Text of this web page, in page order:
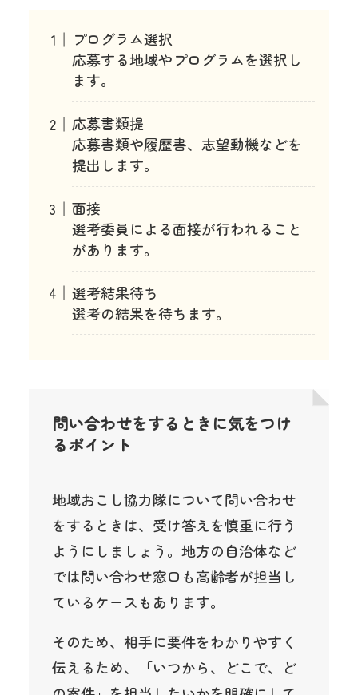
プログラム選択
応募する地域やプログラムを選択し
ます。
応募書類提
応募書類や履歴書、志望動機などを
提出します。
面接
選考委員による面接が行われること
があります。
選考結果待ち
選考の結果を待ちます。
問い合わせをするときに気をつけ
るポイント
地域おこし協力隊について問い合わせ
をするときは、受け答えを慎重に行う
ようにしましょう。地方の自治体など
では問い合わせ窓口も高齢者が担当し
ているケースもあります。
そのため、相手に要件をわかりやすく
伝えるため、「いつから、どこで、ど